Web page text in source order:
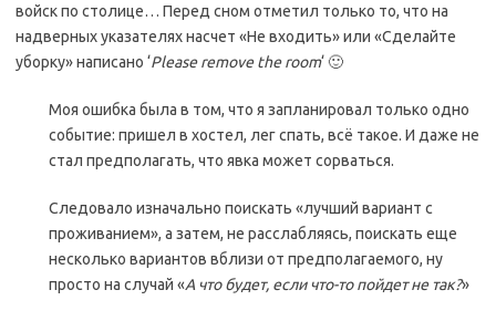
войск по столице… Перед сном отметил только то, что на
надверных указателях насчет «Не входить» или «Сделайте
уборку» написано ‘Please remove the room‘ 🙂
Моя ошибка была в том, что я запланировал только одно
событие: пришел в хостел, лег спать, всё такое. И даже не
стал предполагать, что явка может сорваться.
Следовало изначально поискать «лучший вариант с
проживанием», а затем, не расслабляясь, поискать еще
несколько вариантов вблизи от предполагаемого, ну
просто на случай «А что будет, если что-то пойдет не так?»